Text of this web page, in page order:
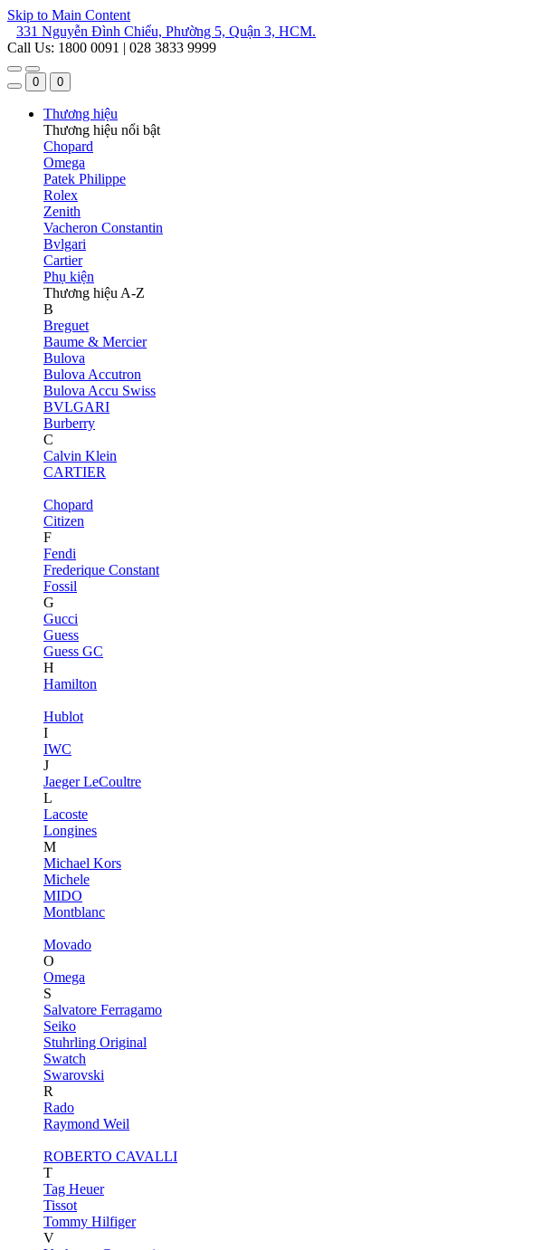
Skip to Main Content
331 Nguyễn Đình Chiểu, Phường 5, Quận 3, HCM.
Call Us: 1800 0091 | 028 3833 9999
0 0
Thương hiệu
Thương hiệu nổi bật
Chopard
Omega
Patek Philippe
Rolex
Zenith
Vacheron Constantin
Bvlgari
Cartier
Phụ kiện
Thương hiệu A-Z
B
Breguet
Baume & Mercier
Bulova
Bulova Accutron
Bulova Accu Swiss
BVLGARI
Burberry
C
Calvin Klein
CARTIER
Chopard
Citizen
F
Fendi
Frederique Constant
Fossil
G
Gucci
Guess
Guess GC
H
Hamilton
Hublot
I
IWC
J
Jaeger LeCoultre
L
Lacoste
Longines
M
Michael Kors
Michele
MIDO
Montblanc
Movado
O
Omega
S
Salvatore Ferragamo
Seiko
Stuhrling Original
Swatch
Swarovski
R
Rado
Raymond Weil
ROBERTO CAVALLI
T
Tag Heuer
Tissot
Tommy Hilfiger
V